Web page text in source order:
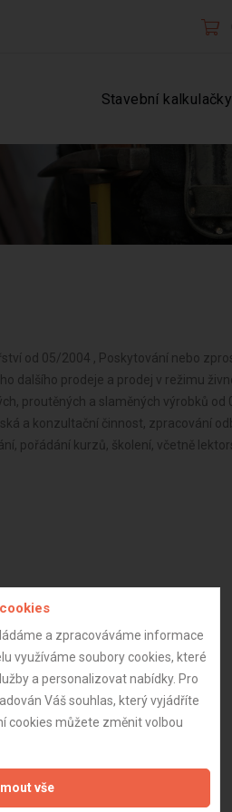
Stavební kalkulačky
od 05/2004 , Poskytování nebo
dalšího prodeje a prodej v režimu
proutěných a slaměných výrobků
a konzultační činnost, zpracování
pořádání kurzů, školení, včetně
a zpracováváme informace
využíváme soubory cookies, které
a personalizovat nabídky. Pro
Váš souhlas, který vyjádříte
cookies můžete změnit volbou
vše